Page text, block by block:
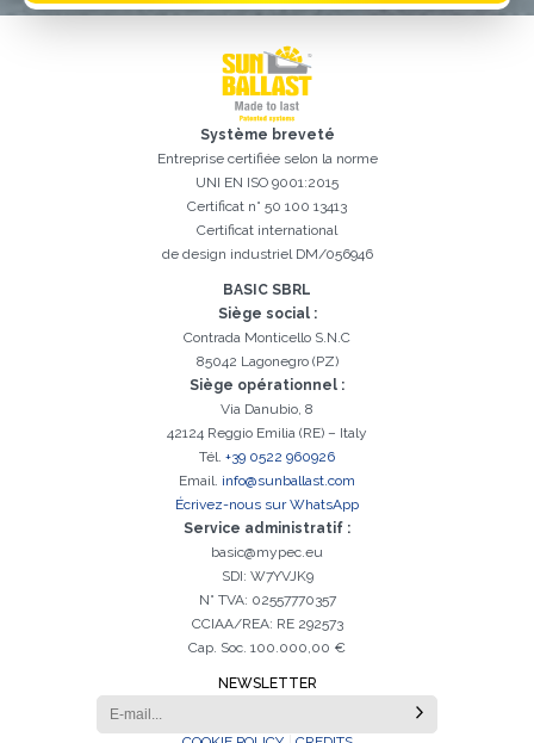
Le champ Prénom est obligatoire
Le champ Nom est obligatoire
Le champ Agence est obligatoire
Le champ Ville est obligatoire
Le champ Téléphone est obligatoire
Le champ E-mail est obligatoire
E-mail saisi invalide
Il est essentiel d'accepter la politique de confidentialité
Inscription réussi. Vérifiez votre boîte e-mail pour procéder à
Désolé, vous avez rencontré l'erreur suivante:
Système breveté
Entreprise certifiée selon la norme
UNI EN ISO 9001:2015
Certificat n° 50 100 13413
Certificat international
de design industriel DM/056946
BASIC SBRL
Siège social :
Contrada Monticello S.N.C
85042 Lagonegro (PZ)
Siège opérationnel :
Via Danubio, 8
42124 Reggio Emilia (RE) – Italy
Tél. +39 0522 960926
Email. info@sunballast.com
Écrivez-nous sur WhatsApp
Service administratif :
basic@mypec.eu
SDI: W7YVJK9
N° TVA: 02557770357
CCIAA/REA: RE 292573
Cap. Soc. 100.000,00 €
NEWSLETTER